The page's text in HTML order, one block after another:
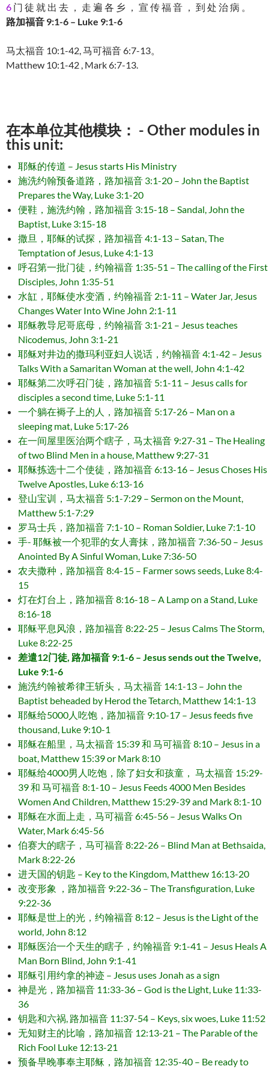
6 门 徒 就 出 去 ， 走 遍 各 乡 ， 宣 传 福 音 ， 到 处 治 病 。
路加福音 9:1-6 – Luke 9:1-6
马太福音 10:1-42, 马可福音 6:7-13。
Matthew 10:1-42 , Mark 6:7-13.
在本单位其他模块： - Other modules in
this unit:
耶稣的传道 – Jesus starts His Ministry
施洗约翰预备道路，路加福音 3:1-20 – John the Baptist
Prepares the Way, Luke 3:1-20
便鞋，施洗约翰，路加福音 3:15-18 – Sandal, John the
Baptist, Luke 3:15-18
撒旦，耶稣的试探，路加福音 4:1-13 – Satan, The
Temptation of Jesus, Luke 4:1-13
呼召第一批门徒，约翰福音 1:35-51 – The calling of the First
Disciples, John 1:35-51
水缸，耶稣使水变酒，约翰福音 2:1-11 – Water Jar, Jesus
Changes Water Into Wine John 2:1-11
耶稣教导尼哥底母，约翰福音 3:1-21 – Jesus teaches
Nicodemus, John 3:1-21
耶稣对井边的撒玛利亚妇人说话，约翰福音 4:1-42 – Jesus
Talks With a Samaritan Woman at the well, John 4:1-42
耶稣第二次呼召门徒，路加福音 5:1-11 – Jesus calls for
disciples a second time, Luke 5:1-11
一个躺在褥子上的人，路加福音 5:17-26 – Man on a
sleeping mat, Luke 5:17-26
在一间屋里医治两个瞎子，马太福音 9:27-31 – The Healing
of two Blind Men in a house, Matthew 9:27-31
耶稣拣选十二个使徒，路加福音 6:13-16 – Jesus Choses His
Twelve Apostles, Luke 6:13-16
登山宝训，马太福音 5:1-7:29 – Sermon on the Mount,
Matthew 5:1-7:29
罗马士兵，路加福音 7:1-10 – Roman Soldier, Luke 7:1-10
手- 耶稣被一个犯罪的女人膏抹，路加福音 7:36-50 – Jesus
Anointed By A Sinful Woman, Luke 7:36-50
农夫撒种，路加福音 8:4-15 – Farmer sows seeds, Luke 8:4-
15
灯在灯台上，路加福音 8:16-18 – A Lamp on a Stand, Luke
8:16-18
耶稣平息风浪，路加福音 8:22-25 – Jesus Calms The Storm,
Luke 8:22-25
差遣12门徒, 路加福音 9:1-6 – Jesus sends out the Twelve,
Luke 9:1-6
施洗约翰被希律王斩头，马太福音 14:1-13 – John the
Baptist beheaded by Herod the Tetarch, Matthew 14:1-13
耶稣给5000人吃饱，路加福音 9:10-17 – Jesus feeds five
thousand, Luke 9:10-1
耶稣在船里，马太福音 15:39 和 马可福音 8:10 – Jesus in a
boat, Matthew 15:39 or Mark 8:10
耶稣给4000男人吃饱，除了妇女和孩童， 马太福音 15:29-
39 和 马可福音 8:1-10 – Jesus Feeds 4000 Men Besides
Women And Children, Matthew 15:29-39 and Mark 8:1-10
耶稣在水面上走，马可福音 6:45-56 – Jesus Walks On
Water, Mark 6:45-56
伯赛大的瞎子，马可福音 8:22-26 – Blind Man at Bethsaida,
Mark 8:22-26
进天国的钥匙 – Key to the Kingdom, Matthew 16:13-20
改变形象 ，路加福音 9:22-36 – The Transfiguration, Luke
9:22-36
耶稣是世上的光，约翰福音 8:12 – Jesus is the Light of the
world, John 8:12
耶稣医治一个天生的瞎子，约翰福音 9:1-41 – Jesus Heals A
Man Born Blind, John 9:1-41
耶稣引用约拿的神迹 – Jesus uses Jonah as a sign
神是光，路加福音 11:33-36 – God is the Light, Luke 11:33-
36
钥匙和六祸, 路加福音 11:37-54 – Keys, six woes, Luke 11:52
无知财主的比喻，路加福音 12:13-21 – The Parable of the
Rich Fool Luke 12:13-21
预备早晚事奉主耶稣，路加福音 12:35-40 – Be ready to